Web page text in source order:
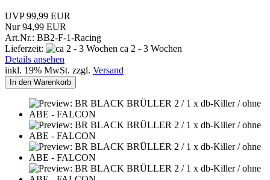
UVP 99,99 EUR
Nur 94,99 EUR
Art.Nr.: BB2-F-1-Racing
Lieferzeit:
ca 2 - 3 Wochen
Details ansehen
inkl. 19% MwSt. zzgl. Versand
In den Warenkorb